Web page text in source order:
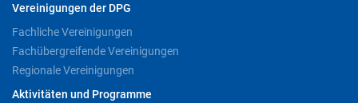
Vereinigungen der DPG
Fachliche Vereinigungen
Fachübergreifende Vereinigungen
Regionale Vereinigungen
Aktivitäten und Programme